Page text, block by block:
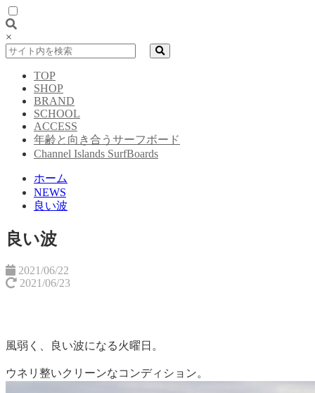
×
TOP
SHOP
BRAND
SCHOOL
ACCESS
年齢と向き合うサーフボード
Channel Islands SurfBoards
ホーム
NEWS
良い波
良い波
2021/06/22
2021/06/23
風弱く、良い波になる火曜日。
ウネリ整いクリーンなコンディション。